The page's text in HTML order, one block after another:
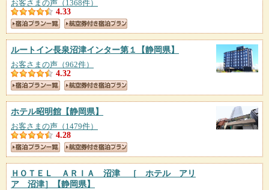
お客さまの声（1368件）
4.33
ルートイン長泉沼津インター第１ 【静岡県】
お客さまの声（962件）
4.32
ホテル昭明館 【静岡県】
お客さまの声（1479件）
4.28
ＨＯＴＥＬ ＡＲＩＡ 沼津 ［ ホテル アリ
ア 沼津］
【静岡県】